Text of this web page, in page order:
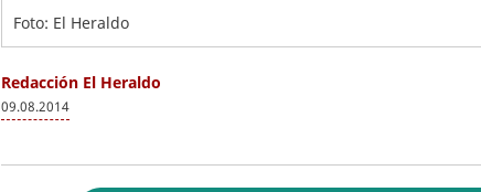
Foto: El Heraldo
Redacción El Heraldo
09.08.2014